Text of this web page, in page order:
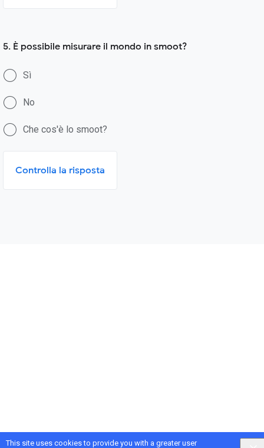
This site uses cookies to provide you with a greater user
5. È possibile misurare il mondo in smoot?
Sì
No
Che cos'è lo smoot?
Controlla la risposta